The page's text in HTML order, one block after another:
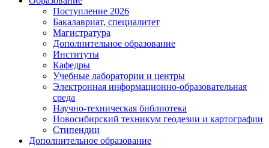
Поступление 2026
Бакалавриат, специалитет
Магистратура
Дополнительное образование
Институты
Кафедры
Учебные лаборатории и центры
Электронная информационно-образовательная
среда
Научно-техническая библиотека
Новосибирский техникум геодезии и картографии
Стипендии
Дополнительное образование